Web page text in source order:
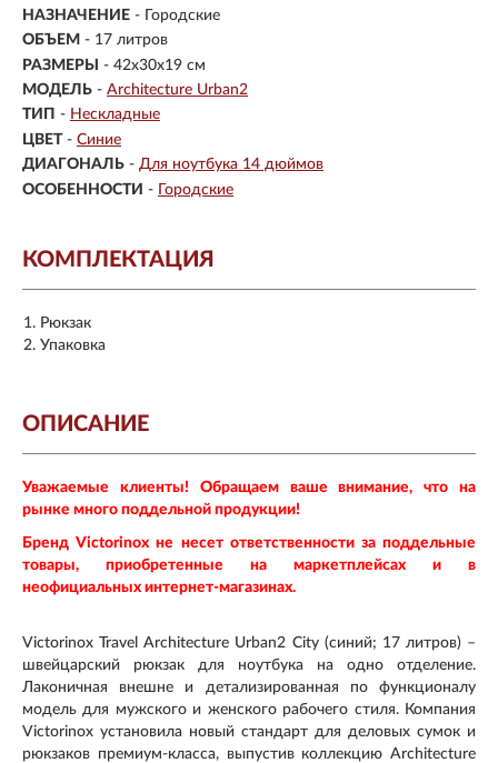
НАЗНАЧЕНИЕ - Городские
ОБЪЕМ - 17 литров
РАЗМЕРЫ
- 42х30х19 см
МОДЕЛЬ - Architecture Urban2
ТИП - Нескладные
ЦВЕТ - Синие
ДИАГОНАЛЬ - Для ноутбука 14 дюймов
ОСОБЕННОСТИ - Городские
КОМПЛЕКТАЦИЯ
Рюкзак
Упаковка
ОПИСАНИЕ
Уважаемые клиенты! Обращаем ваше внимание, что на
рынке много поддельной продукции!
Бренд Victorinox не несет ответственности за поддельные
товары, приобретенные на маркетплейсах и в
неофициальных интернет-магазинах.
Victorinox Travel Architecture Urban2 City (синий; 17 литров) –
швейцарский рюкзак для ноутбука на одно отделение.
Лаконичная внешне и детализированная по функционалу
модель для мужского и женского рабочего стиля. Компания
Victorinox установила новый стандарт для деловых сумок и
рюкзаков премиум-класса, выпустив коллекцию Architecture